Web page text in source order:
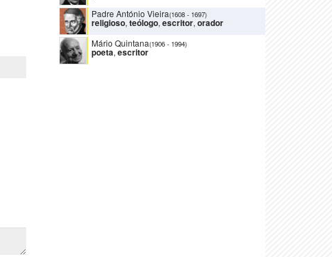
Padre António Vieira(1608 - 1697)
religioso, teólogo, escritor, orador
Mário Quintana(1906 - 1994)
poeta, escritor